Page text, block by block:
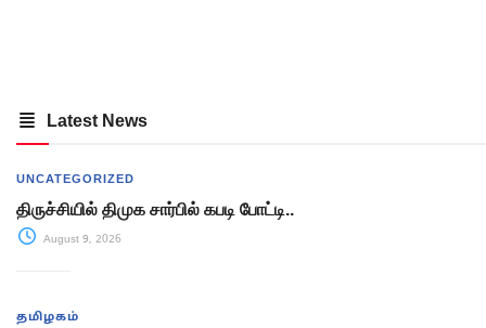
Latest News
UNCATEGORIZED
திருச்சியில் திமுக சார்பில் கபடி போட்டி..
August 9, 2026
தமிழகம்